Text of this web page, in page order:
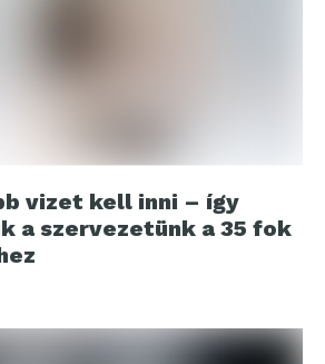
vizet kell inni – így
a szervezetünk a 35 fok